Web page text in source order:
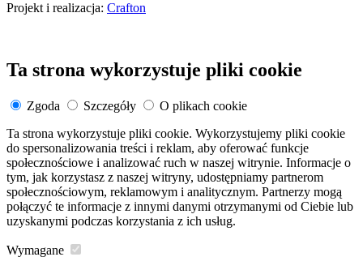
Projekt i realizacja: Crafton
Ta strona wykorzystuje pliki cookie
Zgoda Szczegóły
O plikach cookie
Ta strona wykorzystuje pliki cookie. Wykorzystujemy pliki cookie
do spersonalizowania treści i reklam, aby oferować funkcje
społecznościowe i analizować ruch w naszej witrynie. Informacje o
tym, jak korzystasz z naszej witryny, udostępniamy partnerom
społecznościowym, reklamowym i analitycznym. Partnerzy mogą
połączyć te informacje z innymi danymi otrzymanymi od Ciebie lub
uzyskanymi podczas korzystania z ich usług.
Wymagane